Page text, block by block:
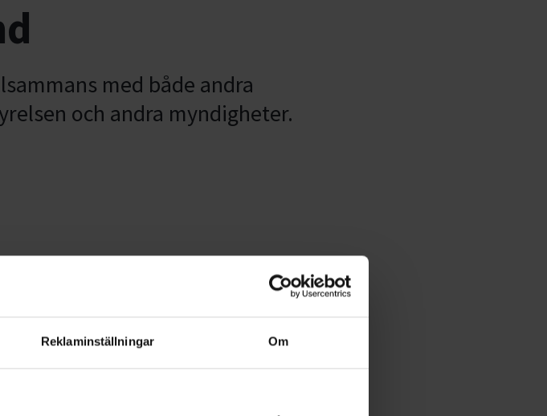
Reklaminställningar Om
med både andra
och andra myndigheter.